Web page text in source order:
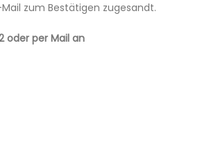
zum Bestätigen zugesandt.
oder per Mail an